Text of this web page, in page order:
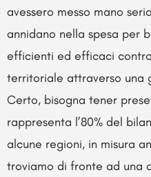
avessero messo mano
annidano nella spesa per
efficienti ed efficaci
territoriale attraverso una
Certo, bisogna tener
rappresenta l’80% del
alcune regioni, in misura
troviamo di fronte ad una